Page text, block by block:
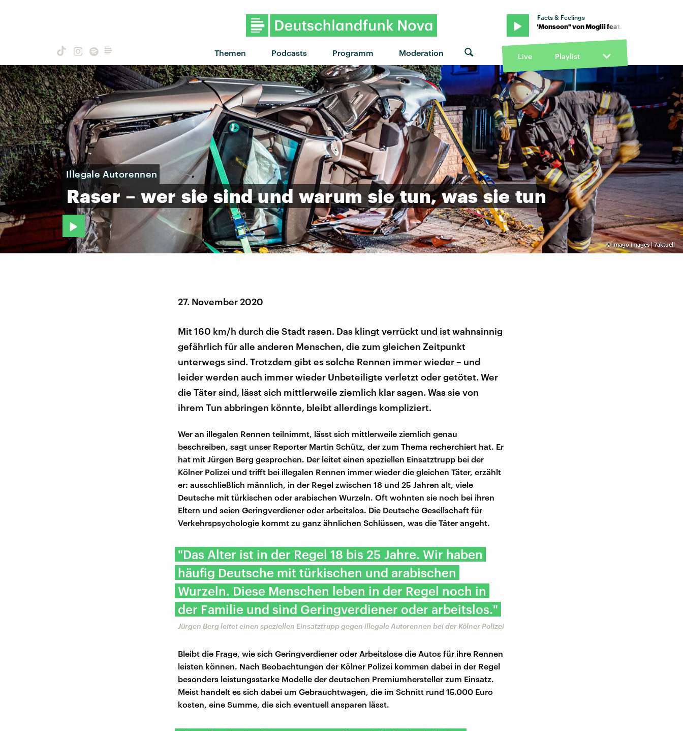
Themen Podcasts Programm Moderation
Facts & Feelings
"Monsoon" von Moglii feat. Lion Sphere · "Monsoon" von Moglii feat. Lion Sphere · "Monsoon" von
Live Playlist
©imago images | 7aktuell
Illegale Autorennen
Raser – wer sie sind und warum sie tun, was sie tun
27. November 2020
Mit 160 km/h durch die Stadt rasen. Das klingt verrückt und ist wahnsinnig
gefährlich für alle anderen Menschen, die zum gleichen Zeitpunkt
unterwegs sind. Trotzdem gibt es solche Rennen immer wieder – und
leider werden auch immer wieder Unbeteiligte verletzt oder getötet. Wer
die Täter sind, lässt sich mittlerweile ziemlich klar sagen. Was sie von
ihrem Tun abbringen könnte, bleibt allerdings kompliziert.
Wer an illegalen Rennen teilnimmt, lässt sich mittlerweile ziemlich genau
beschreiben, sagt unser Reporter Martin Schütz, der zum Thema recherchiert hat. Er
hat mit Jürgen Berg gesprochen. Der leitet einen speziellen Einsatztrupp bei der
Kölner Polizei und trifft bei illegalen Rennen immer wieder die gleichen Täter, erzählt
er: ausschließlich männlich, in der Regel zwischen 18 und 25 Jahren alt, viele
Deutsche mit türkischen oder arabischen Wurzeln. Oft wohnten sie noch bei ihren
Eltern und seien Geringverdiener oder arbeitslos. Die Deutsche Gesellschaft für
Verkehrspsychologie kommt zu ganz ähnlichen Schlüssen, was die Täter angeht.
"Das Alter ist in der Regel 18 bis 25 Jahre. Wir haben
häufig Deutsche mit türkischen und arabischen
Wurzeln. Diese Menschen leben in der Regel noch in
der Familie und sind Geringverdiener oder arbeitslos."
Jürgen Berg leitet einen speziellen Einsatztrupp gegen illegale Autorennen bei der Kölner Polizei
Bleibt die Frage, wie sich Geringverdiener oder Arbeitslose die Autos für ihre Rennen
leisten können. Nach Beobachtungen der Kölner Polizei kommen dabei in der Regel
besonders leistungsstarke Modelle der deutschen Premiumhersteller zum Einsatz.
Meist handelt es sich dabei um Gebrauchtwagen, die im Schnitt rund 15.000 Euro
kosten, eine Summe, die sich eventuell ansparen lässt.